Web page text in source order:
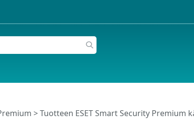
>Tuotteen ESET Smart Security Premium